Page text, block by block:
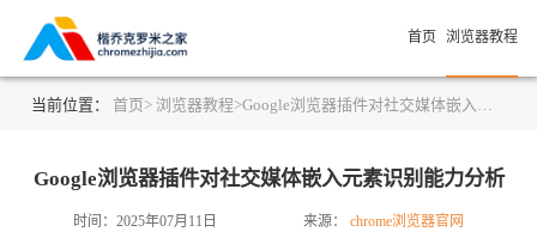
首页 浏览器教程
当前位置： 首页> 浏览器教程>Google浏览器插件对社交媒体嵌入元素识别能力分析
Google浏览器插件对社交媒体嵌入元素识别能力分析
时间：2025年07月11日 来源： chrome浏览器官网